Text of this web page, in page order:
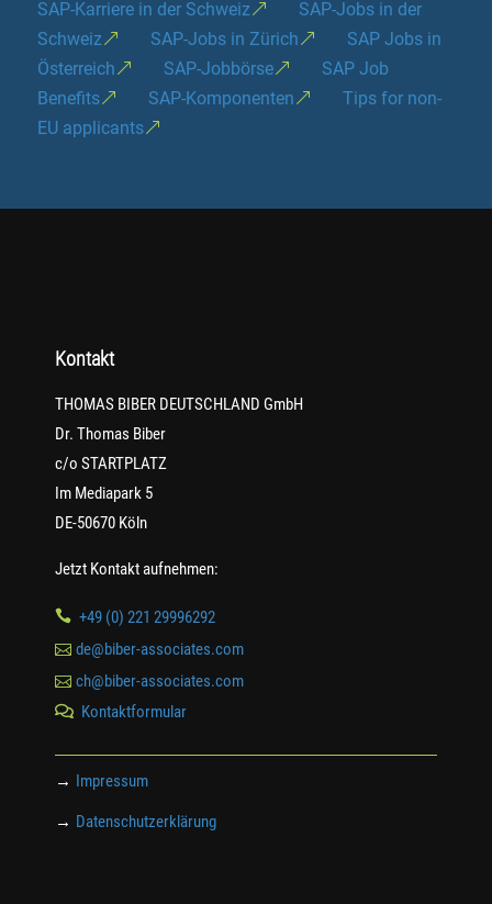
SAP-Karriere in der Schweiz
SAP-Jobs in der
Schweiz
SAP-Jobs in Zürich
SAP Jobs in
Österreich
SAP-Jobbörse
SAP Job
Benefits
SAP-Komponenten
Tips for non-
EU applicants
Kontakt
THOMAS BIBER DEUTSCHLAND GmbH
Dr. Thomas Biber
c/o STARTPLATZ
Im Mediapark 5
DE-50670 Köln
Jetzt Kontakt aufnehmen:
 +49 (0) 221 29996292
 de@biber-associates.com
 ch@biber-associates.com
 Kontaktformular
→ Impressum
→ Datenschutzerklärung